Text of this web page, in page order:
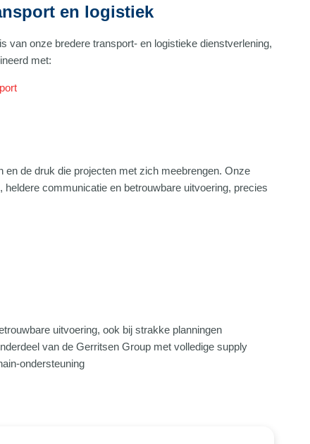
en logistiek
van onze bredere transport- en logistieke dienstverlening,
met:
en de druk die projecten met zich meebrengen. Onze
communicatie en betrouwbare uitvoering, precies
uitvoering, ook bij strakke planningen
van de Gerritsen Group met volledige supply
ondersteuning